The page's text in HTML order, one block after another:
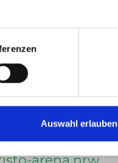
Auswahl erlauben